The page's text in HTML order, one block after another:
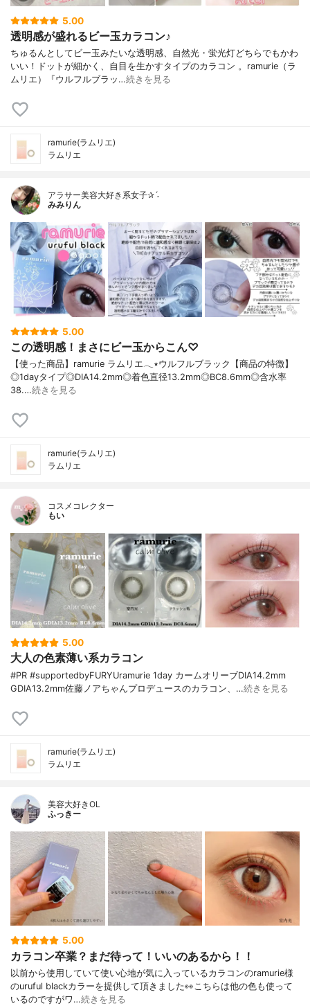
5.00
透明感が盛れるビー玉カラコン♪
ちゅるんとしてビー玉みたいな透明感、自然光・蛍光灯どちらでもかわ
いい！ドットが細かく、自目を生かすタイプのカラコン 。ramurie（ラ
ムリエ）『ウルフルブラッ…続きを見る
ramurie(ラムリエ)
ラムリエ
アラサー美容大好き系女子✰ˊ˗
みみりん
5.00
この透明感！まさにビー玉からこん♡
【使った商品】ramurie ラムリエ𓂃٭ウルフルブラック【商品の特徴】
◎1dayタイプ◎DIA14.2mm◎着色直径13.2mm◎BC8.6mm◎含水率
38.…続きを見る
ramurie(ラムリエ)
ラムリエ
コスメコレクター
もい
5.00
大人の色素薄い系カラコン
#PR #supportedbyFURYUramurie 1day カームオリーブDIA14.2mm
GDIA13.2mm佐藤ノアちゃんプロデュースのカラコン、…続きを見る
ramurie(ラムリエ)
ラムリエ
美容大好きOL
ふっきー
5.00
カラコン卒業？まだ待って！いいのあるから！！
以前から使用していて使い心地が気に入っているカラコンのramurie様
のuruful blackカラーを提供して頂きました👀こちらは他の色も使って
いるのですがワ…続きを見る